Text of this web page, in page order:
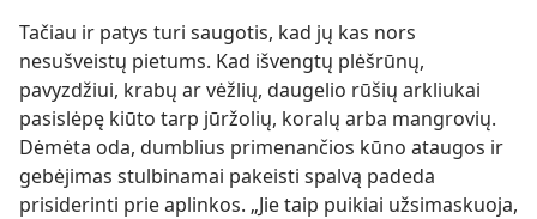
Tačiau ir patys turi saugotis, kad jų kas nors
nesušveistų pietums. Kad išvengtų plėšrūnų,
pavyzdžiui, krabų ar vėžlių, daugelio rūšių arkliukai
pasislėpę kiūto tarp jūržolių, koralų arba mangrovių.
Dėmėta oda, dumblius primenančios kūno ataugos ir
gebėjimas stulbinamai pakeisti spalvą padeda
prisiderinti prie aplinkos. „Jie taip puikiai užsimaskuoja,